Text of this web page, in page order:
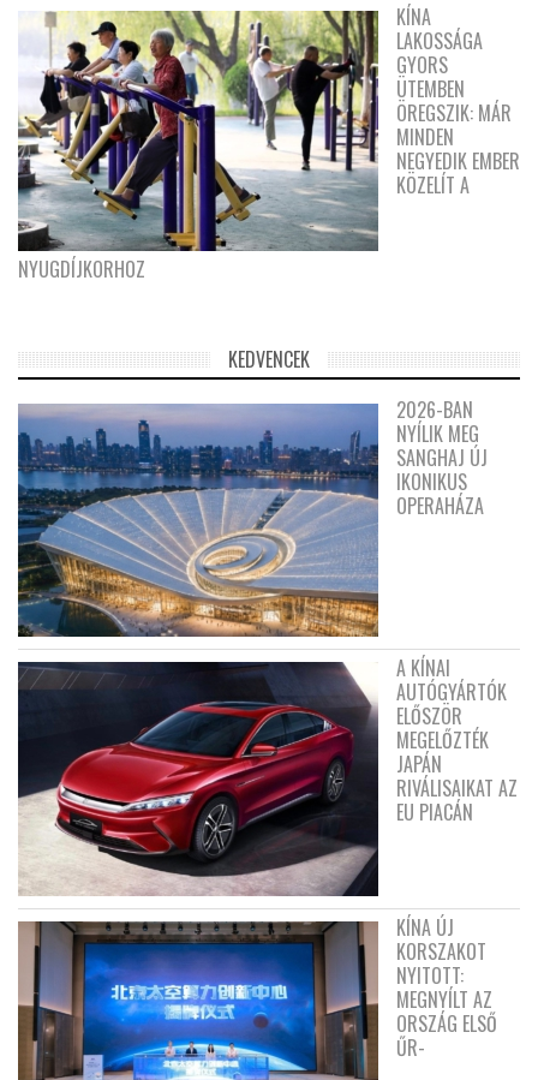
KÍNA
LAKOSSÁGA
GYORS
ÜTEMBEN
ÖREGSZIK: MÁR
MINDEN
NEGYEDIK EMBER
KÖZELÍT A
NYUGDÍJKORHOZ
KEDVENCEK
2026-BAN
NYÍLIK MEG
SANGHAJ ÚJ
IKONIKUS
OPERAHÁZA
A KÍNAI
AUTÓGYÁRTÓK
ELŐSZÖR
MEGELŐZTÉK
JAPÁN
RIVÁLISAIKAT AZ
EU PIACÁN
KÍNA ÚJ
KORSZAKOT
NYITOTT:
MEGNYÍLT AZ
ORSZÁG ELSŐ
ŰR-